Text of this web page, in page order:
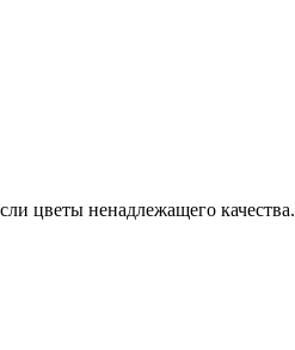
цветы ненадлежащего качества.